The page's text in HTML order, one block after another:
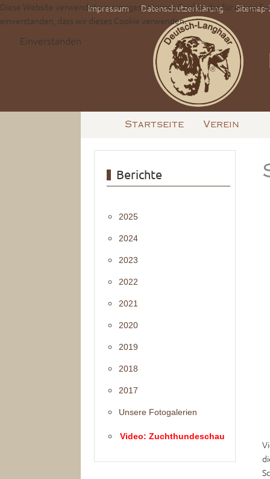
Impressum Datenschutzerklärung Sitemap-
Startseite Verein
Berichte
2025
2024
2023
2022
2021
2020
2019
2018
2017
Unsere Fotogalerien
Video: Zuchthundeschau
Diese Website verwendet ein einziges, internes Cookie, das für einige
einverstanden, dass wir dieses Cookie verwenden.
Einverstanden